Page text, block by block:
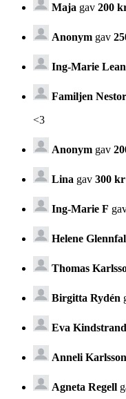
Maja gav 200
Anonym gav
Ing-Marie
Familjen Nestor
<3
Anonym gav
Lina gav 300 kr
Ing-Marie F
Helene
Thomas
Birgitta Rydén
Eva
Anneli Karlsson
Agneta Regell